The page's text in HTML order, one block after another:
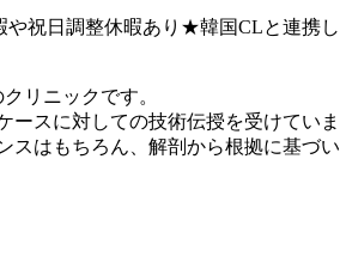
祝日調整休暇あり★韓国CLと連携
リニックです。
ースに対しての技術伝授を受けてい
はもちろん、解剖から根拠に基づ